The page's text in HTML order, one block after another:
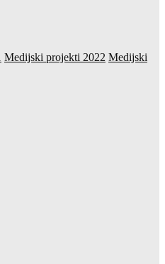
Medijski projekti 2022 Medijski